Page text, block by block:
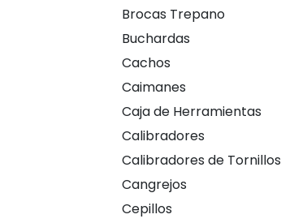
Brocas Trepano
Buchardas
Cachos
Caimanes
Caja de Herramientas
Calibradores
Calibradores de Tornillos
Cangrejos
Cepillos